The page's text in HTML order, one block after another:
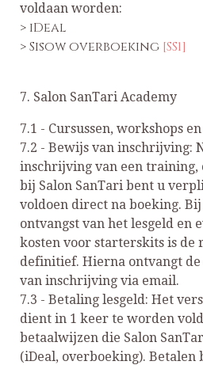
voldaan worden:
> iDeal
> Sisow overboeking [SS1]
7. Salon SanTari Academy
7.1 - Cursussen, workshops
7.2 - Bewijs van inschrijving:
inschrijving van een training,
bij Salon SanTari bent u
voldoen direct na boeking.
ontvangst van het lesgeld en
kosten voor starterskits is de
definitief. Hierna ontvangt
van inschrijving via email.
7.3 - Betaling lesgeld: Het
dient in 1 keer te worden
betaalwijzen die Salon
(iDeal, overboeking). Betalen